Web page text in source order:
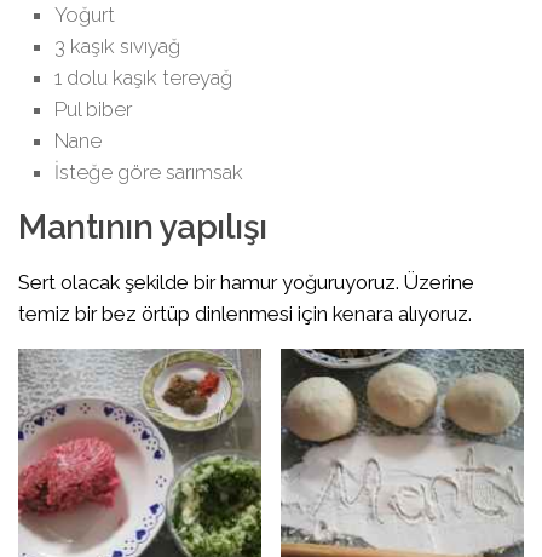
Yoğurt
3 kaşık sıvıyağ
1 dolu kaşık tereyağ
Pul biber
Nane
İsteğe göre sarımsak
Mantının yapılışı
Sert olacak şekilde bir hamur yoğuruyoruz. Üzerine
temiz bir bez örtüp dinlenmesi için kenara alıyoruz.